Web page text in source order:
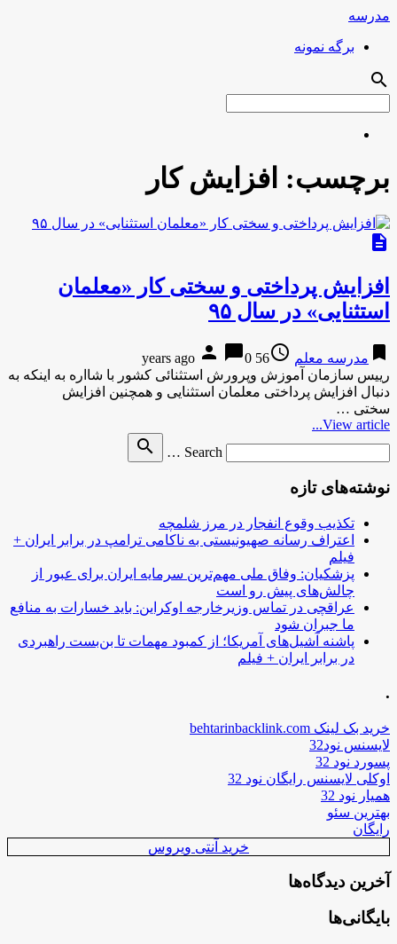
مدرسه
برگه نمونه
search
برچسب: افزایش کار
description
افزایش پرداختی و سختی کار «معلمان
استثنایی» در سال ۹۵
bookmark مدرسه معلم access_time
56 years ago
person chat_bubble0
رییس سازمان آموزش وپرورش استثنائی کشور با شااره به اینکه به
دنبال افزایش پرداختی معلمان استثنایی و همچنین افزایش
سختی …
View article...
Search …
search
نوشته‌های تازه
تکذیب وقوع انفجار در مرز شلمچه
اعتراف رسانه صهیونیستی به ناکامی ترامپ در برابر ایران +
فیلم
پزشکیان: وفاق ملی مهم‌ترین سرمایه ایران برای عبور از
چالش‌های پیش رو است
عراقچی در تماس وزیرخارجه اوکراین: باید خسارات به منافع
ما جبران شود
پاشنه آشیل‌های آمریکا؛ از کمبود مهمات تا بن‌بست راهبردی
در برابر ایران + فیلم
.
خرید بک لینک behtarinbacklink.com
لایسنس نود32
پسورد نود 32
اوکلی لایسنس رایگان نود 32
همیار نود 32
بهترین سئو
رایگان
خرید آنتی ویروس
آخرین دیدگاه‌ها
بایگانی‌ها